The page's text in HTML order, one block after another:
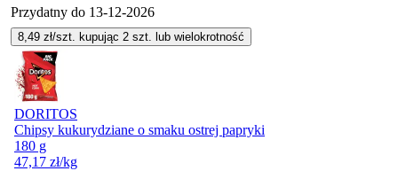
Przydatny do 13-12-2026
8,49 zł/szt. kupując 2 szt. lub wielokrotność
DORITOS
Chipsy kukurydziane o smaku ostrej papryki
180 g
47,17 zł/kg